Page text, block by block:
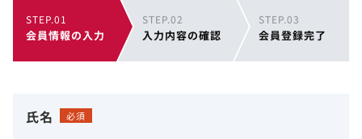
STEP.01
会員情報の入力
STEP.02
入力内容の確認
STEP.03
会員登録完了
氏名 必須